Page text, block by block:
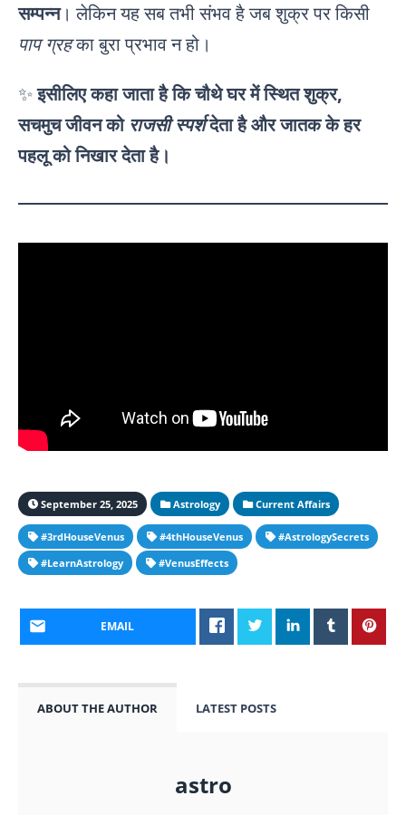
सम्पन्न। लेकिन यह सब तभी संभव है जब शुक्र पर किसी
पाप ग्रहका बुरा प्रभाव न हो।
✨इसीलिए कहा जाता है कि चौथे घर में स्थित शुक्र,
सचमुच जीवन को राजसी स्पर्शदेता है और जातक के हर
पहलू को निखार देता है।
September 25, 2025 Astrology Current Affairs
#3rdHouseVenus #4thHouseVenus
#AstrologySecrets
#LearnAstrology
#VenusEffects
EMAIL
ABOUT THE AUTHOR LATEST POSTS
astro